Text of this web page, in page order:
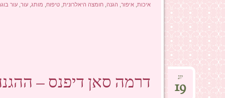
איכות, איפור, הגנה, חומצה היאלרונית, טיפוח מותג, עור, עור
דרמה סאן דיפנס – יונ
19